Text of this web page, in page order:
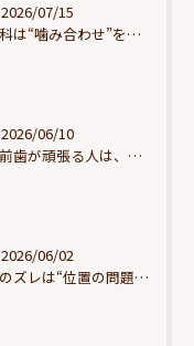
2026/07/15
歯科は“噛み合わせ”を見ているが、身体は“通り道”を見ている
2026/06/10
「前歯が頑張る人は、だいたい疲れている」
2026/06/02
顎のズレは“位置の問題”ではなく“選択の問題”